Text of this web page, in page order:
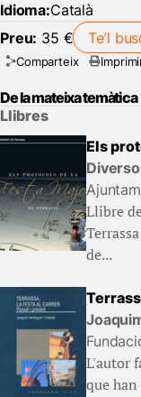
Idioma:Català
Preu: 35 € Te’l
Comparteix
De la mateixa temàtica
Llibres
Els
Llibre
de...
L'autor
que